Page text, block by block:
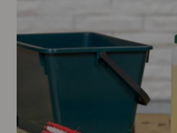
LAATUUN